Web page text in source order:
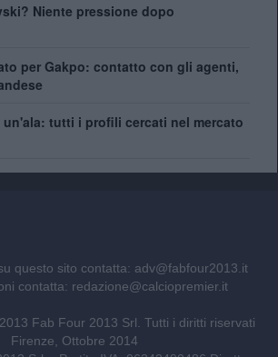
Niente pressione dopo
per Gakpo: contatto con gli agenti,
un'ala: tutti i profili cercati nel mercato
questo sito contatta: adv@fabfour2013.it
contatta: redazione@calciopremier.it
Fab Four 2013 Srl. Tutti i diritti riservati
Firenze, Ottobre 2014